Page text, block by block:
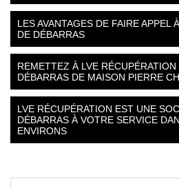
LES AVANTAGES DE FAIRE APPEL
DE DÉBARRAS
REMETTEZ À LVE
DÉBARRAS DE MAISON PIERRE
LVE RÉCUPÉRATION EST UNE
DÉBARRAS À VOTRE SERVICE
ENVIRONS